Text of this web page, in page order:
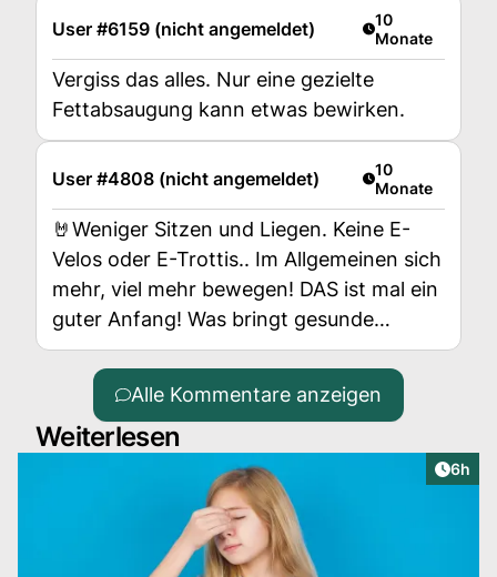
User #6159 (nicht angemeldet) Artikel
10
Monate
Vergiss das alles. Nur eine gezielte
Fettabsaugung kann etwas bewirken.
User #4808 (nicht angemeldet) Artikel
10
Monate
🤘Weniger Sitzen und Liegen. Keine E-
Velos oder E-Trottis.. Im Allgemeinen sich
mehr, viel mehr bewegen! DAS ist mal ein
guter Anfang! Was bringt gesunde
Ernährung, wenn man sich nur vom Sofa,
Richtung Kühlschrank und wieder zurück
bewegt? NIX!
Alle Kommentare anzeigen
Weiterlesen
6h